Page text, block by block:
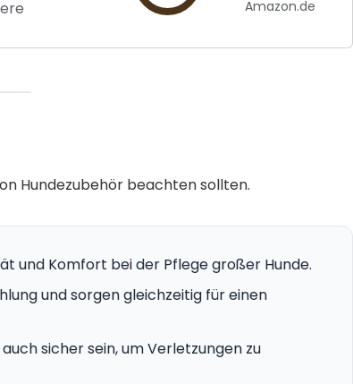
Amazon.de
Hundezubehör beachten sollten.
und Komfort bei der Pflege großer Hunde.
und sorgen gleichzeitig für einen
sicher sein, um Verletzungen zu